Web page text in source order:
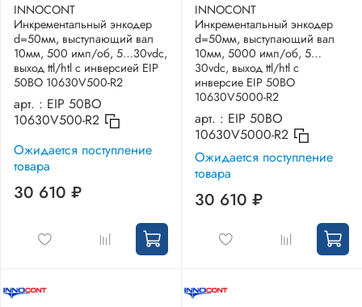
INNOCONT
Инкрементальный энкодер
d=50мм, выступающий вал
10мм, 500 имп/об, 5…30vdc,
выход ttl/htl с инверсией EIP
50BO 10630V500-R2
арт. : EIP 50BO
10630V500-R2
Ожидается поступление
товара
30 610 ₽
INNOCONT
Инкрементальный энкодер
d=50мм, выступающий вал
10мм, 5000 имп/об, 5…
30vdc, выход ttl/htl с
инверсие EIP 50BO
10630V5000-R2
арт. : EIP 50BO
10630V5000-R2
Ожидается поступление
товара
30 610 ₽